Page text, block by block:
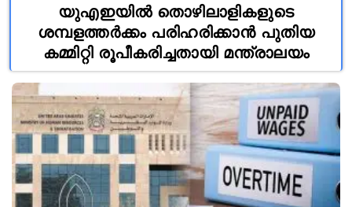
യുഎഇയിൽ തൊഴിലാളികളുടെ
ശമ്പളത്തർക്കം പരിഹരിക്കാൻ പുതിയ
കമ്മിറ്റി രൂപീകരിച്ചതായി മന്ത്രാലയം